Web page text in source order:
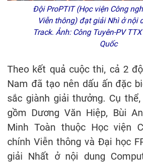
Đội ProPTIT (Học viện Công
Viễn thông) đạt giải Nhì ở nội
Track. Ảnh: Công Tuyên-PV
Quốc
Theo kết quả cuộc thi, cả 2
Nam đã tạo nên dấu ấn đặc
sắc giành giải thưởng. Cụ
gồm Dương Văn Hiệp, Bùi
Minh Toàn thuộc Học viện
chính Viễn thông và Đại học
giải Nhất ở nội dung